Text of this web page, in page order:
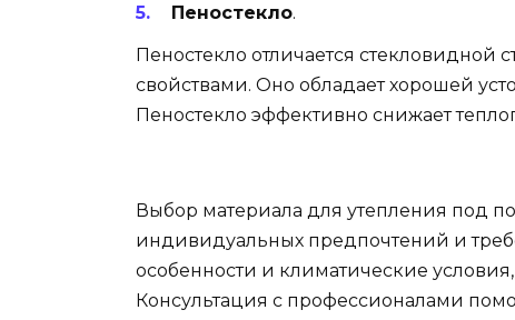
Пеностекло.
Пеностекло отличается
свойствами. Оно обладает хорошей
Пеностекло эффективно снижает
Выбор материала для утепления под
индивидуальных предпочтений и
особенности и климатические
Консультация с профессионалами